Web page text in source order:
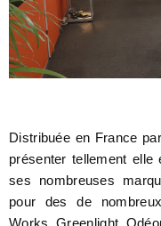
Distribuée en France
présenter tellement
ses nombreuses
pour des de
Works, Greenlight,